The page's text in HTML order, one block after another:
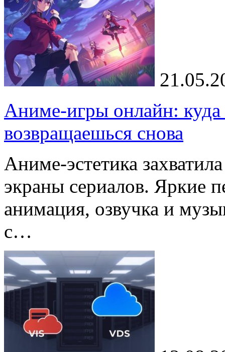
Аниме-игры онлайн: куда
возвращаешься снова
Аниме-эстетика
экраны сериалов. Яркие
анимация, озвучка и
с…